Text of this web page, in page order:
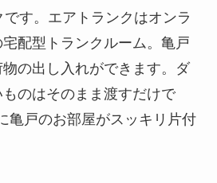
す。エアトランクはオンラ
配型トランクルーム。亀戸
の出し入れができます。ダ
のはそのまま渡すだけで
亀戸のお部屋がスッキリ片付